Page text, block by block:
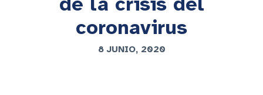
coronavirus
8 JUNIO, 2020